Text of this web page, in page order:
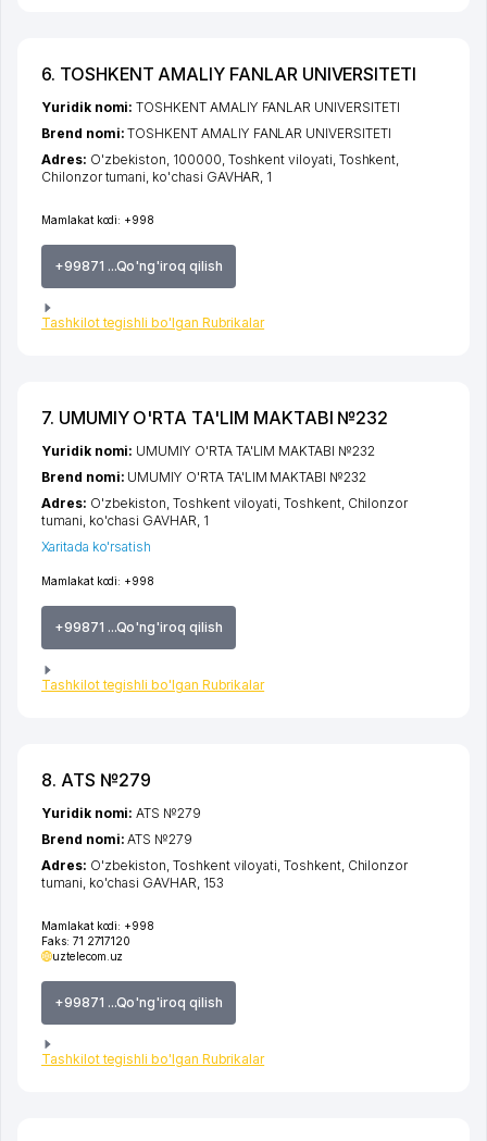
6. TOSHKENT AMALIY FANLAR UNIVERSITETI
Mamlakat kodi: +998
+99871 ...Qo'ng'iroq qilish
Tashkilot tegishli bo'lgan Rubrikalar
Yuridik nomi:TOSHKENT AMALIY FANLAR UNIVERSITETI
Brend nomi:TOSHKENT AMALIY FANLAR UNIVERSITETI
Adres: O'zbekiston, 100000, Toshkent viloyati, Toshkent,
Chilonzor tumani, ko'chasi GAVHAR, 1
7. UMUMIY O'RTA TA'LIM MAKTABI №232
Mamlakat kodi: +998
+99871 ...Qo'ng'iroq qilish
Tashkilot tegishli bo'lgan Rubrikalar
Yuridik nomi: UMUMIY O'RTA TA'LIM MAKTABI №232
Brend nomi: UMUMIY O'RTA TA'LIM MAKTABI №232
Adres: O'zbekiston,Toshkent viloyati,Toshkent, Chilonzor
tumani, ko'chasi GAVHAR, 1
Xaritada ko'rsatish
8. ATS №279
Mamlakat kodi: +998
Faks: 71 2717120
uztelecom.uz
+99871 ...Qo'ng'iroq qilish
Tashkilot tegishli bo'lgan Rubrikalar
Yuridik nomi:ATS №279
Brend nomi:ATS №279
Adres: O'zbekiston,Toshkent viloyati ,Toshkent, Chilonzor
tumani ko'chasi GAVHAR , 153